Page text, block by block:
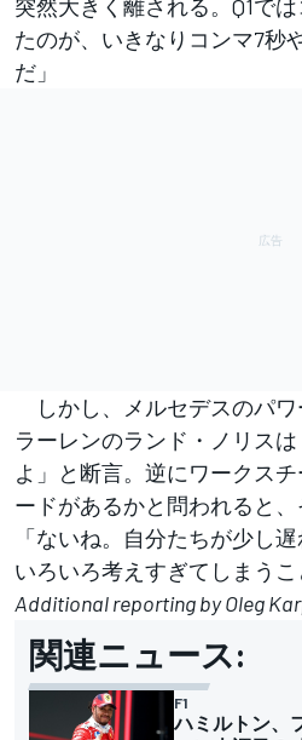
突然大きく離される。Q1で
たのが、いきなりコンマ7秒
だ」
しかし、メルセデスのパワ
ラーレンのランド・ノリス
よ」と断言。逆にワークス
ードがあるかと問われると、
「ないね。自分たちが少し
いろいろ考えすぎてしまうこ
Additional reporting by Oleg
関連ニュース:
F1
ハミルトン、